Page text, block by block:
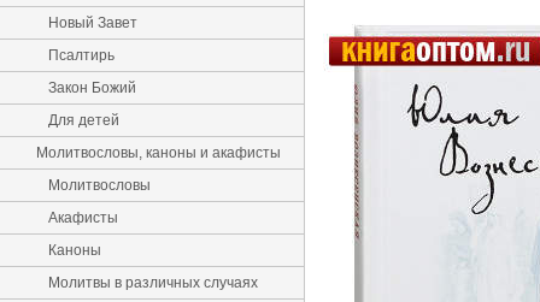
Новый Завет
Псалтирь
Закон Божий
Для детей
Молитвословы, каноны и акафисты
Молитвословы
Акафисты
Каноны
Молитвы в различных случаях